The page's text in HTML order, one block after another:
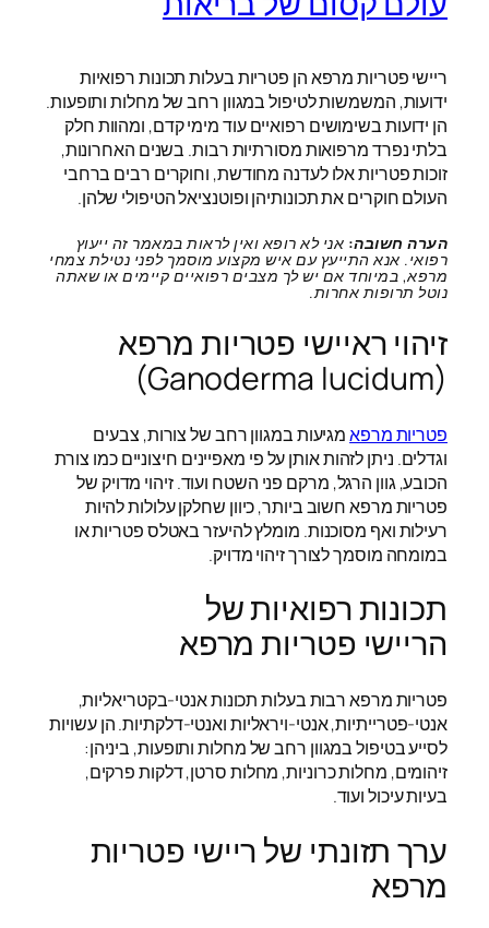
ריישי פטריות מרפא הן פטריות בעלות תכונות רפואיות
ידועות, המשמשות לטיפול במגוון רחב של מחלות ותופעות.
הן ידועות בשימושים רפואיים עוד מימי קדם, ומהוות חלק
בלתי נפרד מרפואות מסורתיות רבות. בשנים האחרונות,
זוכות פטריות אלו לעדנה מחודשת, וחוקרים רבים ברחבי
העולם חוקרים את תכונותיהן ופוטנציאל הטיפולי שלהן.
הערה חשובה: אני לא רופא ואין לראות במאמר זה ייעוץ
רפואי. אנא התייעץ עם איש מקצוע מוסמך לפני נטילת צמחי
מרפא, במיוחד אם יש לך מצבים רפואיים קיימים או שאתה
נוטל תרופות אחרות.
זיהוי ראיישי פטריות מרפא
(Ganoderma lucidum)
פטריות מרפאמגיעות במגוון רחב של צורות, צבעים
וגדלים. ניתן לזהות אותן על פי מאפיינים חיצוניים כמו צורת
הכובע, גוון הרגל, מרקם פני השטח ועוד. זיהוי מדויק של
פטריות מרפא חשוב ביותר, כיוון שחלקן עלולות להיות
רעילות ואף מסוכנות. מומלץ להיעזר באטלס פטריות או
במומחה מוסמך לצורך זיהוי מדויק.
תכונות רפואיות של
הריישי פטריות מרפא
פטריות מרפא רבות בעלות תכונות אנטי-בקטריאליות,
אנטי-פטרייתיות, אנטי-ויראליות ואנטי-דלקתיות. הן עשויות
לסייע בטיפול במגוון רחב של מחלות ותופעות, ביניהן:
זיהומים, מחלות כרוניות, מחלות סרטן, דלקות פרקים,
בעיות עיכול ועוד.
ערך תזונתי של ריישי פטריות
מרפא